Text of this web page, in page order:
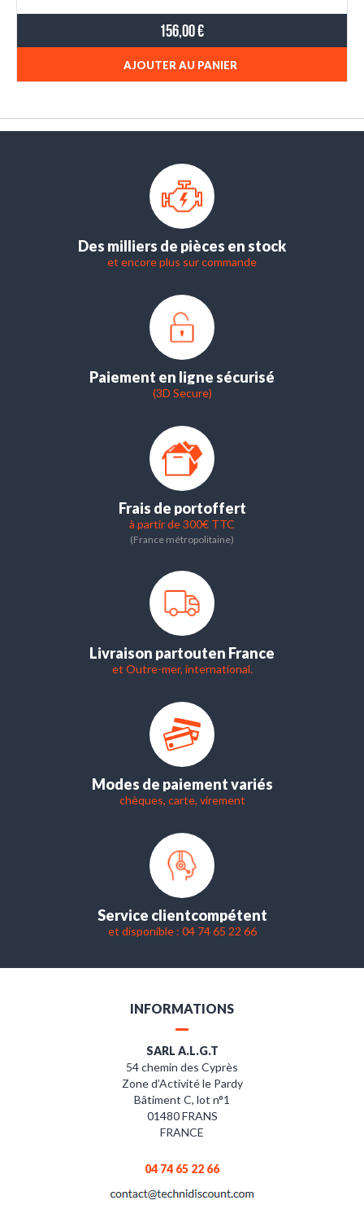
156,00 €
AJOUTER AU PANIER
Des milliers de pièces en stock
et encore plus sur commande
Paiement en ligne sécurisé
(3D Secure)
Frais de portoffert
à partir de 300€ TTC
(France métropolitaine)
Livraison partouten France
et Outre-mer, international.
Modes de paiement variés
chèques, carte, virement
Service clientcompétent
et disponible : 04 74 65 22 66
INFORMATIONS
SARL A.L.G.T
54 chemin des Cyprès
Zone d’Activité le Pardy
Bâtiment C, lot n°1
01480 FRANS
FRANCE
04 74 65 22 66